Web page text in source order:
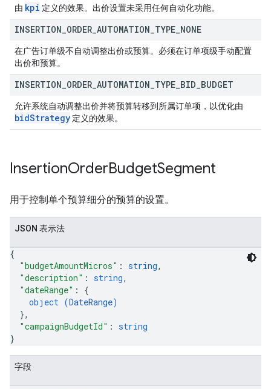
由 kpi 定义的效果。出价设置未采用任何自动化功能。
INSERTION ORDER AUTOMATION TYPE NONE
在广告订单级不自动调整出价或预算。必须在订单项级手动配置
出价和预算。
INSERTION ORDER AUTOMATION TYPE BID BUDGET
允许系统自动调整出价并将预算转移到所属订单项，以优化由
bidStrategy 定义的效果。
InsertionOrderBudgetSegment
用于控制单个预算细分的预算的设置。
JSON 表示法
{
"budgetAmountMicros" : string,
"description" : string,
"dateRange" : {
object (DateRange)
},
"campaignBudgetId" : string
}
字段